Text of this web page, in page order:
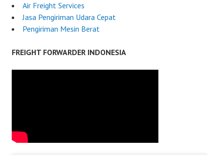
Air Freight Services
Jasa Pengiriman Udara Cepat
Pengiriman Mesin Berat
FREIGHT FORWARDER INDONESIA